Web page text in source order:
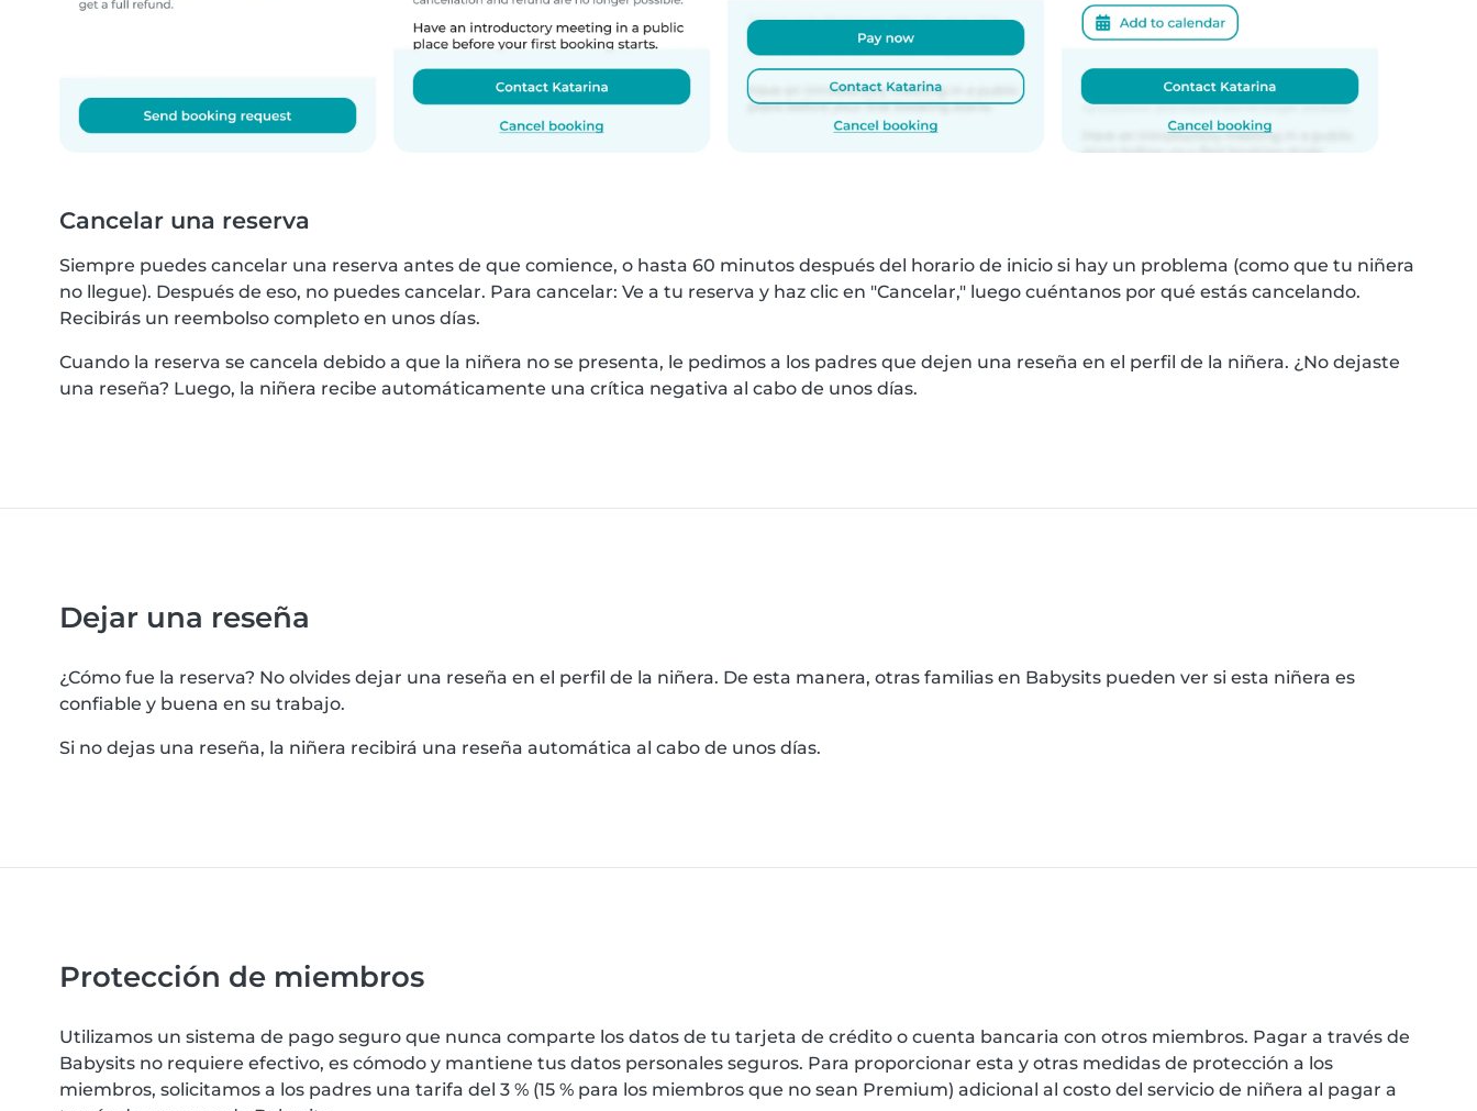
Cancelar una reserva
Siempre puedes cancelar una reserva antes de que comience, o hasta 60 minutos después del horario de inicio si hay un problema (como que tu niñera
no llegue). Después de eso, no puedes cancelar. Para cancelar: Ve a tu reserva y haz clic en "Cancelar," luego cuéntanos por qué estás cancelando.
Recibirás un reembolso completo en unos días.
Cuando la reserva se cancela debido a que la niñera no se presenta, le pedimos a los padres que dejen una reseña en el perfil de la niñera. ¿No dejaste
una reseña? Luego, la niñera recibe automáticamente una crítica negativa al cabo de unos días.
Dejar una reseña
¿Cómo fue la reserva? No olvides dejar una reseña en el perfil de la niñera. De esta manera, otras familias en Babysits pueden ver si esta niñera es
confiable y buena en su trabajo.
Si no dejas una reseña, la niñera recibirá una reseña automática al cabo de unos días.
Protección de miembros
Utilizamos un sistema de pago seguro que nunca comparte los datos de tu tarjeta de crédito o cuenta bancaria con otros miembros. Pagar a través de
Babysits no requiere efectivo, es cómodo y mantiene tus datos personales seguros. Para proporcionar esta y otras medidas de protección a los
miembros, solicitamos a los padres una tarifa del 3 % (15 % para los miembros que no sean Premium) adicional al costo del servicio de niñera al pagar a